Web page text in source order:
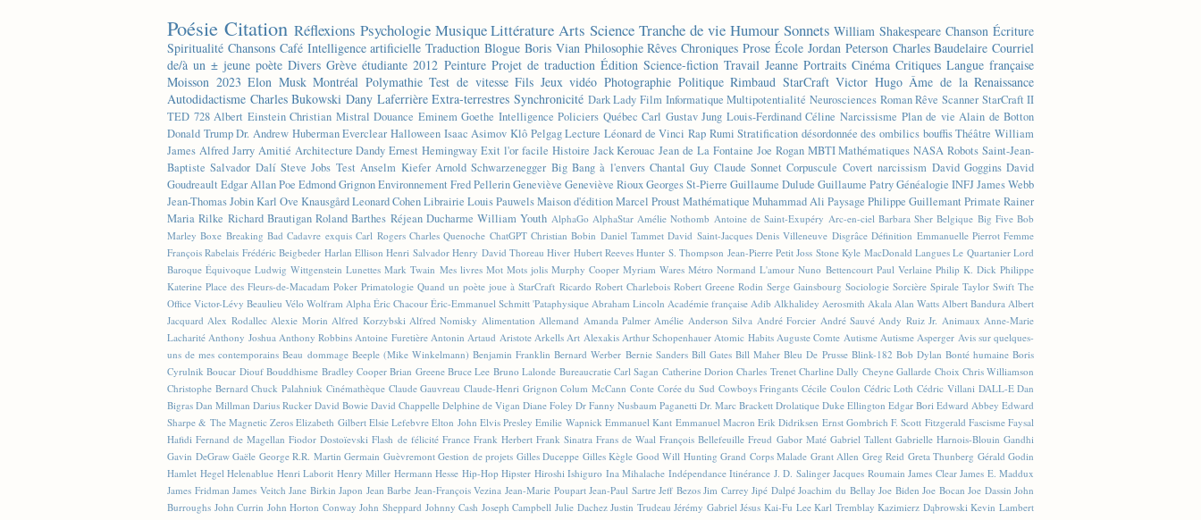
Poésie Citation Réflexions Psychologie Musique Littérature Arts Science Tranche de vie Humour Sonnets William Shakespeare Chanson Écriture
Spiritualité Chansons Café Intelligence artificielle Traduction Blogue Boris Vian Philosophie Rêves Chroniques Prose École Jordan Peterson Charles Baudelaire Courriel
de/à un ± jeune poète Divers Grève étudiante 2012 Peinture Projet de traduction Édition Science-fiction Travail Jeanne Portraits Cinéma Critiques Langue française
Moisson 2023 Elon Musk Montréal Polymathie Test de vitesse Fils Jeux vidéo Photographie Politique Rimbaud StarCraft Victor Hugo Âme de la Renaissance
Autodidactisme Charles Bukowski Dany Laferrière Extra-terrestres Synchronicité Dark Lady Film Informatique Multipotentialité Neurosciences Roman Rêve Scanner StarCraft II
TED 728 Albert Einstein Christian Mistral Douance Eminem Goethe Intelligence Policiers Québec Carl Gustav Jung Louis-Ferdinand Céline Narcissisme Plan de vie Alain de Botton
Donald Trump Dr. Andrew Huberman Everclear Halloween Isaac Asimov Klô Pelgag Lecture Léonard de Vinci Rap Rumi Stratification désordonnée des ombilics bouffis Théâtre William
James Alfred Jarry Amitié Architecture Dandy Ernest Hemingway Exit l'or facile Histoire Jack Kerouac Jean de La Fontaine Joe Rogan MBTI Mathématiques NASA Robots Saint-Jean-
Baptiste Salvador Dalí Steve Jobs Test Anselm Kiefer Arnold Schwarzenegger Big Bang à l'envers Chantal Guy Claude Sonnet Corpuscule Covert narcissism David Goggins David
Goudreault Edgar Allan Poe Edmond GrignonEnvironnement Fred PellerinGeneviève Geneviève RiouxGeorges St-Pierre Guillaume Dulude Guillaume PatryGénéalogie INFJJames Webb
Jean-Thomas JobinKarl Ove KnausgårdLeonard CohenLibrairie Louis PauwelsMaison d'éditionMarcel Proust Mathématique Muhammad Ali Paysage Philippe Guillemant Primate Rainer
Maria Rilke Richard Brautigan Roland Barthes Réjean Ducharme William Youth AlphaGo AlphaStar Amélie Nothomb Antoine de Saint-Exupéry Arc-en-ciel Barbara Sher Belgique Big Five Bob
Marley Boxe Breaking Bad Cadavre exquis Carl Rogers Charles Quenoche ChatGPT Christian Bobin Daniel Tammet David Saint-Jacques Denis Villeneuve Disgrâce Définition Emmanuelle Pierrot Femme
François Rabelais Frédéric Beigbeder Harlan Ellison Henri Salvador Henry David Thoreau Hiver Hubert Reeves Hunter S. Thompson Jean-Pierre Petit Joss Stone Kyle MacDonald Langues Le Quartanier Lord
Baroque Équivoque Ludwig Wittgenstein Lunettes Mark Twain Mes livres Mot Mots jolis Murphy Cooper Myriam Wares Métro Normand L'amour Nuno Bettencourt Paul Verlaine Philip K. Dick Philippe
Katerine Place des Fleurs-de-Macadam Poker Primatologie Quand un poète joue à StarCraft Ricardo Robert Charlebois Robert Greene Rodin Serge Gainsbourg Sociologie Sorcière Spirale Taylor Swift The
Office Victor-Lévy Beaulieu Vélo Wolfram Alpha Éric Chacour Éric-Emmanuel Schmitt 'Pataphysique Abraham Lincoln Académie française Adib Alkhalidey Aerosmith Akala Alan Watts Albert Bandura Albert
Jacquard Alex Rodallec Alexie Morin Alfred Korzybski Alfred Nomisky Alimentation Allemand Amanda Palmer Amélie Anderson Silva André Forcier André Sauvé Andy Ruiz Jr. Animaux Anne-Marie
Lacharité Anthony Joshua Anthony Robbins Antoine Furetière Antonin Artaud Aristote Arkells Art Alexakis Arthur Schopenhauer Atomic Habits Auguste Comte Autisme Autisme Asperger Avis sur quelques-
uns de mes contemporains Beau dommage Beeple (Mike Winkelmann) Benjamin Franklin Bernard Werber Bernie Sanders Bill Gates Bill Maher Bleu De Prusse Blink-182 Bob Dylan Bonté humaine Boris
Cyrulnik Boucar Diouf Bouddhisme Bradley Cooper Brian Greene Bruce Lee Bruno Lalonde Bureaucratie Carl Sagan Catherine Dorion Charles Trenet Charline Dally Cheyne Gallarde Choix Chris Williamson
Christophe Bernard Chuck Palahniuk Cinémathèque Claude Gauvreau Claude-Henri Grignon Colum McCann Conte Corée du Sud Cowboys Fringants Cécile Coulon Cédric Loth Cédric Villani DALL-E Dan
Bigras Dan Millman Darius Rucker David Bowie David Chappelle Delphine de Vigan Diane Foley Dr Fanny Nusbaum Paganetti Dr. Marc Brackett Drolatique Duke Ellington Edgar Bori Edward Abbey Edward
Sharpe & The Magnetic Zeros Elizabeth Gilbert Elsie Lefebvre Elton John Elvis Presley Emilie Wapnick Emmanuel Kant Emmanuel Macron Erik Didriksen Ernst Gombrich F. Scott Fitzgerald Fascisme Faysal
Hafidi Fernand de Magellan Fiodor Dostoïevski Flash de félicité France Frank Herbert Frank Sinatra Frans de Waal François Bellefeuille Freud Gabor Maté Gabriel Tallent Gabrielle Harnois-Blouin Gandhi
Gavin DeGraw Gaële George R.R. Martin Germain Guèvremont Gestion de projets Gilles Duceppe Gilles Kègle Good Will Hunting Grand Corps Malade Grant Allen Greg Reid Greta Thunberg Gérald Godin
Hamlet Hegel Helenablue Henri Laborit Henry Miller Hermann Hesse Hip-Hop Hipster Hiroshi Ishiguro Ina Mihalache Indépendance Itinérance J. D. Salinger Jacques Roumain James Clear James E. Maddux
James Fridman James Veitch Jane Birkin Japon Jean Barbe Jean-François Vezina Jean-Marie Poupart Jean-Paul Sartre Jeff Bezos Jim Carrey Jipé Dalpé Joachim du Bellay Joe Biden Joe Bocan Joe Dassin John
Burroughs John Currin John Horton Conway John Sheppard Johnny Cash Joseph Campbell Julie Dachez Justin Trudeau Jérémy Gabriel Jésus Kai-Fu Lee Karl Tremblay Kazimierz Dąbrowski Kevin Lambert